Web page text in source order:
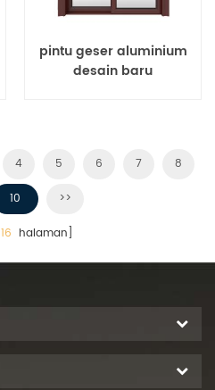
pintu geser aluminium
desain baru
4 5 6 7 8
10 >>
16 halaman]